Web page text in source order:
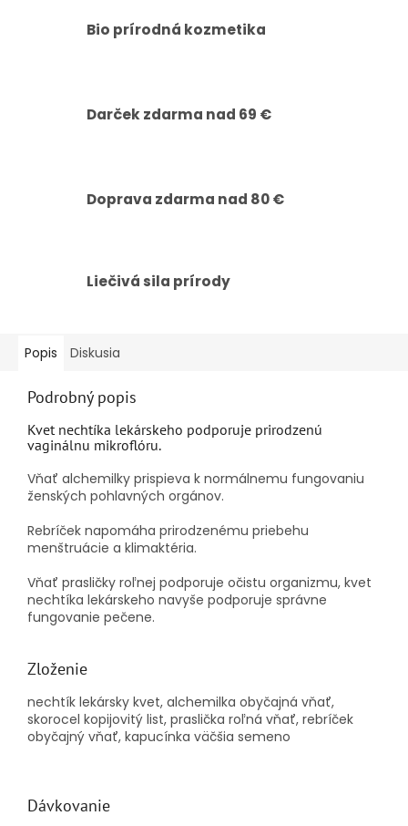
Bio prírodná kozmetika
Darček zdarma nad 69 €
Doprava zdarma nad 80 €
Liečivá sila prírody
Popis Diskusia
Podrobný popis
Kvet nechtíka lekárskeho podporuje prirodzenú
vaginálnu mikroflóru.
Vňať alchemilky prispieva k normálnemu fungovaniu
ženských pohlavných orgánov.
Rebríček napomáha prirodzenému priebehu
menštruácie a klimaktéria.
Vňať prasličky roľnej podporuje očistu organizmu, kvet
nechtíka lekárskeho navyše podporuje správne
fungovanie pečene.
Zloženie
nechtík lekársky kvet, alchemilka obyčajná vňať,
skorocel kopijovitý list, praslička roľná vňať, rebríček
obyčajný vňať, kapucínka väčšia semeno
Dávkovanie